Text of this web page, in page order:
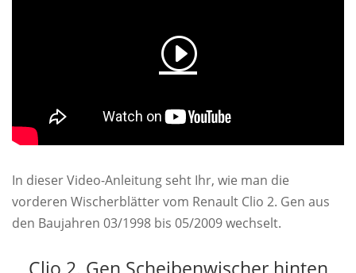
In dieser Video-Anleitung seht Ihr, wie man die
vorderen Wischerblätter vom Renault Clio 2. Gen aus
den Baujahren 03/1998 bis 05/2009 wechselt.